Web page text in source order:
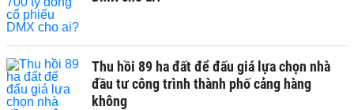
Thu hồi 89 ha đất để đấu giá lựa chọn nhà
đầu tư công trình thành phố cảng hàng
không